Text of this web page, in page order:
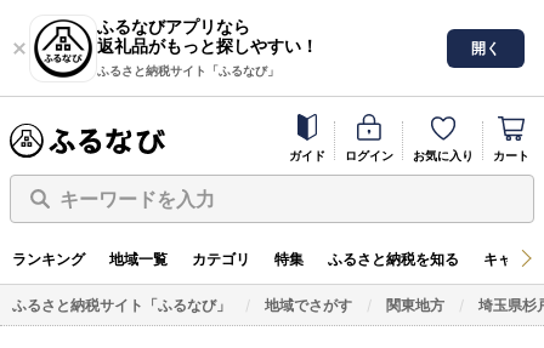
ふるなびアプリなら
返礼品がもっと探しやすい！
ふるさと納税サイト「ふるなび」
開く
ガイド ログイン お気に入り カート
キーワードを入力
ランキング 地域一覧 カテゴリ 特集 ふるさと納税を知る キャン
ふるさと納税サイト「ふるなび」 地域でさがす 関東地方 埼玉県杉